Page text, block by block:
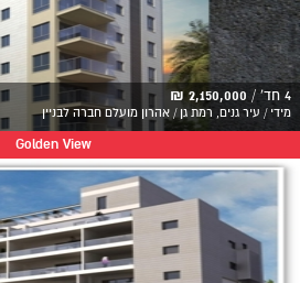
4 חד' / 2,150,000 ₪
מידי / עיר גנים, רמת גן / אהרון מועלם חברה לבניין
Golden View